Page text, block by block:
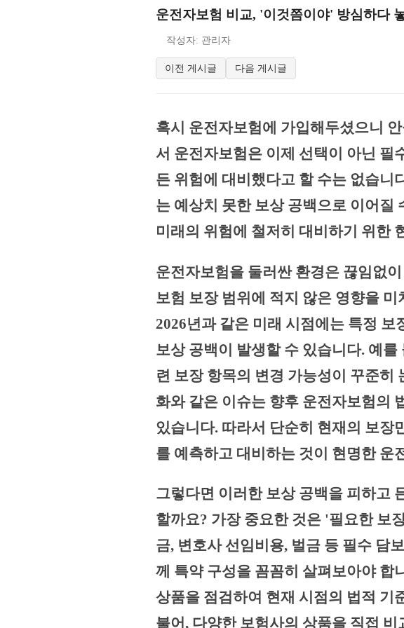
운전자보험 비교, '이것쯤이야' 방심하다
작성자: 관리자
이전 게시글 다음 게시글
혹시 운전자보험에 가입해두셨으니
서 운전자보험은 이제 선택이 아닌 필
든 위험에 대비했다고 할 수는 없습니
는 예상치 못한 보상 공백으로 이어질
미래의 위험에 철저히 대비하기 위한
운전자보험을 둘러싼 환경은 끊임없
보험 보장 범위에 적지 않은 영향을
2026년과 같은 미래 시점에는 특정
보상 공백이 발생할 수 있습니다. 예
련 보장 항목의 변경 가능성이 꾸준히
화와 같은 이슈는 향후 운전자보험의
있습니다. 따라서 단순히 현재의 보장
를 예측하고 대비하는 것이 현명한 운
그렇다면 이러한 보상 공백을 피하고
할까요? 가장 중요한 것은 '필요한 보
금, 변호사 선임비용, 벌금 등 필수 담
께 특약 구성을 꼼꼼히 살펴보아야 합
상품을 점검하여 현재 시점의 법적 기
불어, 다양한 보험사의 상품을 직접